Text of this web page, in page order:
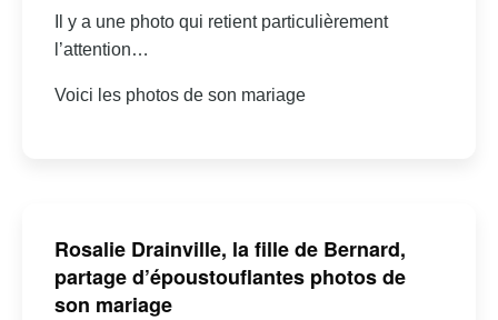
Il y a une photo qui retient particulièrement
l’attention…
Voici les photos de son mariage
Rosalie Drainville, la fille de Bernard,
partage d’époustouflantes photos de
son mariage